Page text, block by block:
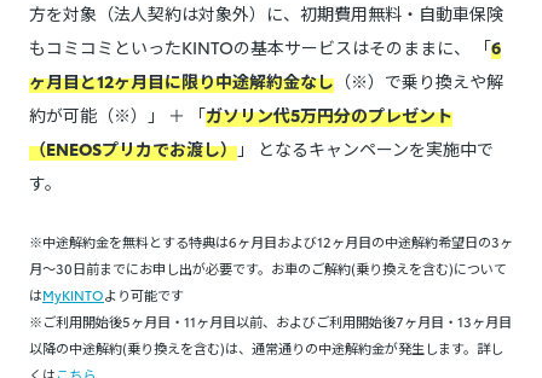
方を対象（法人契約は対象外）に、初期費用無料・自動車保険
もコミコミといったKINTOの基本サービスはそのままに、 「6
ヶ月目と12ヶ月目に限り中途解約金なし （※）で乗り換えや解
約が可能（※）」 ＋ 「ガソリン代5万円分のプレゼント
（ENEOSプリカでお渡し） 」 となるキャンペーンを実施中で
す。
※中途解約金を無料とする特典は6ヶ月目および12ヶ月目の中途解約希望日の3ヶ
月～30日前までにお申し出が必要です。お車のご解約(乗り換えを含む)について
はMyKINTOより可能です
※ご利用開始後5ヶ月目・11ヶ月目以前、およびご利用開始後7ヶ月目・13ヶ月目
以降の中途解約(乗り換えを含む)は、通常通りの中途解約金が発生します。詳し